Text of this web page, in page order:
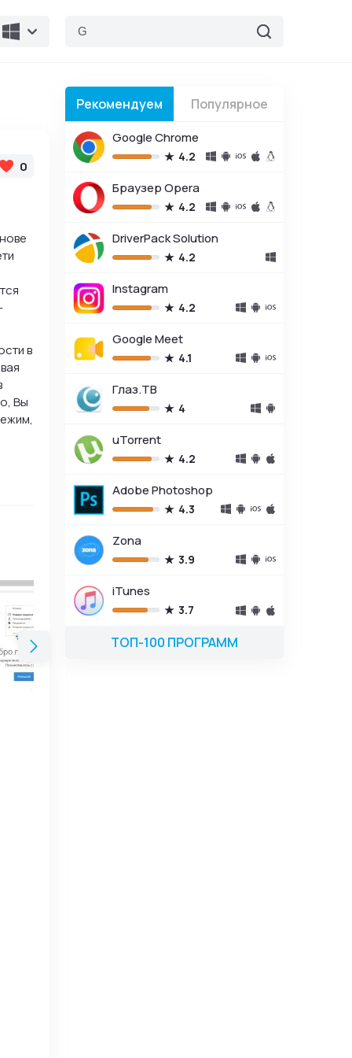
0
в
Вы
8
и
Рекомендуем Популярное
Google Chrome
4.2
Браузер Opera
4.2
DriverPack Solution
4.2
Instagram
4.2
Google Meet
4.1
Глаз.ТВ
4
uTorrent
4.2
Adobe Photoshop
4.3
Zona
3.9
iTunes
3.7
ТОП-100 ПРОГРАММ